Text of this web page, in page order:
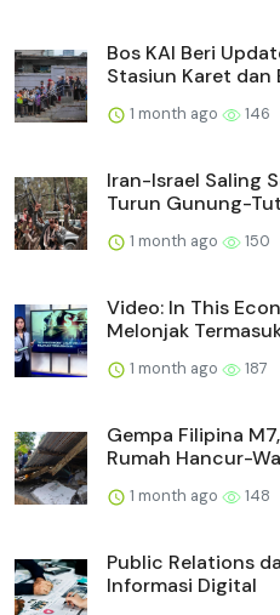
Bos KAI Beri
Stasiun Karet dan
1 month ago 146
Iran-Israel Saling
Turun Gunung-
1 month ago 150
Video: In This
Melonjak
1 month ago 187
Gempa Filipina
Rumah Hancur-
1 month ago 148
Public Relations
Informasi Digital